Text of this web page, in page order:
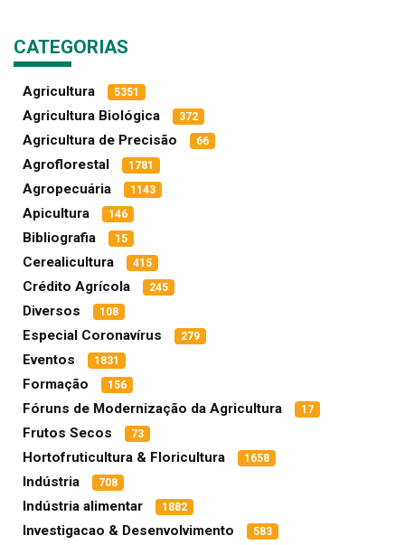
CATEGORIAS
Agricultura 5351
Agricultura Biológica 372
Agricultura de Precisão 66
Agroflorestal 1781
Agropecuária 1143
Apicultura 146
Bibliografia 15
Cerealicultura 415
Crédito Agrícola 245
Diversos 108
Especial Coronavírus 279
Eventos 1831
Formação 156
Fóruns de Modernização da Agricultura 17
Frutos Secos 73
Hortofruticultura & Floricultura 1658
Indústria 708
Indústria alimentar 1882
Investigacao & Desenvolvimento 583